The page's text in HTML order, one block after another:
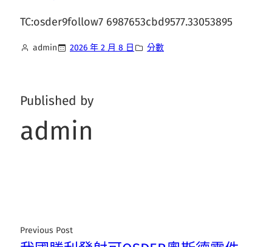
TC:osder9follow7 6987653cbd9577.33053895
admin 2026 年 2 月 8 日 分數
Published by
admin
Previous Post